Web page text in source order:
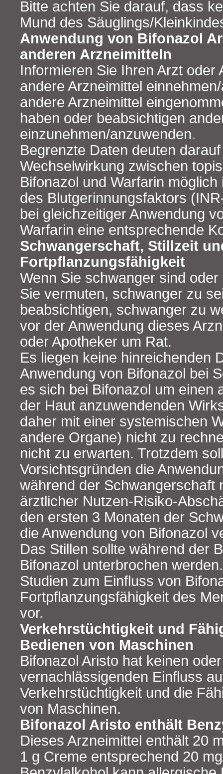
Bitte achten Sie darauf, dass
Mund des Säuglings/
Anwendung von Bifonazol
anderen Arzneimitteln
Informieren Sie Ihren Arzt oder
andere Arzneimittel
andere Arzneimittel
haben oder beabsichtigen
einzunehmen/anzuwenden.
Begrenzte Daten deuten
Wechselwirkung zwischen
Bifonazol und Warfarin
des Blutgerinnungsfaktors
bei gleichzeitiger Anwendung
Warfarin eine entsprechende
Schwangerschaft, Stillzeit
Fortpflanzungsfähigkeit
Wenn Sie schwanger sind
Sie vermuten, schwanger zu
beabsichtigen, schwanger zu
vor der Anwendung dieses
oder Apotheker um Rat.
Es liegen keine hinreichenden
Anwendung von Bifonazol bei
es sich bei Bifonazol um einen
der Haut anzuwendenden
daher mit einer systemischen
andere Organe) nicht zu
nicht zu erwarten. Trotzdem
Vorsichtsgründen die
während der Schwangerschaft
ärztlicher Nutzen-Risiko-
den ersten 3 Monaten der
die Anwendung von Bifonazol
Das Stillen sollte während der
Bifonazol unterbrochen werden.
Studien zum Einfluss von
Fortpflanzungsfähigkeit des
vor.
Verkehrstüchtigkeit und
Bedienen von Maschinen
Bifonazol Aristo hat keinen
vernachlässigenden Einfluss
Verkehrstüchtigkeit und die
von Maschinen.
Bifonazol Aristo enthält
Dieses Arzneimittel enthält 20
1 g Creme entsprechend 20